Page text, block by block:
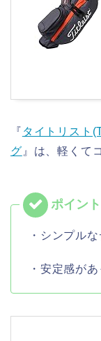
『 タイトリスト
グ 』は、軽くて
・シンプル
・安定感が